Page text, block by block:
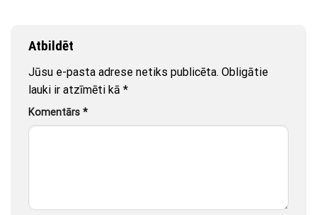
Atbildēt
Jūsu e-pasta adrese netiks publicēta. Obligātie
lauki ir atzīmēti kā *
Komentārs *